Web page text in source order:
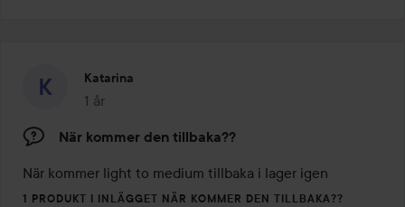
Katarina
1 år
Inlägget skapades 1 år
När kommer den tillbaka??
När kommer light to medium tillbaka i lager igen
1 PRODUKT I INLÄGGET NÄR KOMMER DEN TILLBAKA??